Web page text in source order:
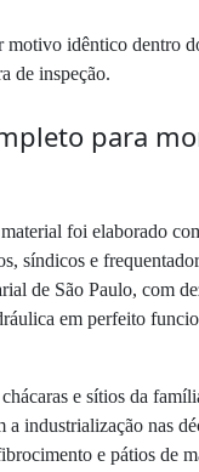
idêntico dentro
de inspeção.
para
foi elaborado
síndicos e
de São Paulo, com
em perfeito
e sítios da
industrialização nas
e pátios de